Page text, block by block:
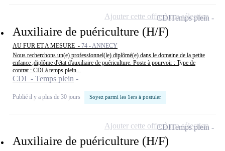
Auxiliaire de puériculture (H/F)
AU FUR ET A MESURE - 74 - ANNECY
Nous recherchons un(e) professionnel(le) diplômé(e) dans le domaine de la petite
enfance ,diplôme d'état d'auxiliaire de puériculture. Poste à pourvoir : Type de
contrat : CDI à temps plein...
CDI - Temps plein
Publié il y a plus de 30 jours Soyez parmi les 1ers à postuler
CDITemps plein
Ajouter cette offre à ma sélection
Auxiliaire de puériculture (H/F)
CDITemps plein
Ajouter cette offre à ma sélection